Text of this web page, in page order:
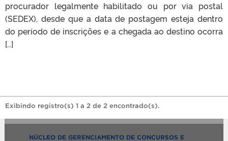
procurador legalmente habilitado ou por via postal
(SEDEX), desde que a data de postagem esteja dentro
do período de inscrições e a chegada ao destino ocorra
[…]
Exibindo registro(s) 1 a 2 de 2 encontrado(s).
NÚCLEO DE GERENCIAMENTO DE CONCURSOS E